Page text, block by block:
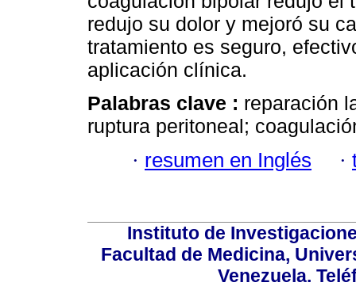
redujo su dolor y mejoró su
tratamiento es seguro,
aplicación clínica.
Palabras clave : reparación
ruptura peritoneal;
· resumen en Inglés ·
Instituto de
Facultad de Medicina,
Venezuela.